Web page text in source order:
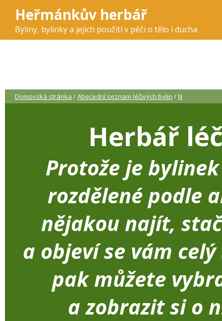
Heřmánkův herbář
Byliny, bylinky a jejich použití v péči o tělo i ducha
Domovská stránka /Abecední seznam léčivých bylin /N
Herbář
Protože je
rozdělené podle
nějakou najít,
a objeví se vám
pak můžete
a zobrazit si o